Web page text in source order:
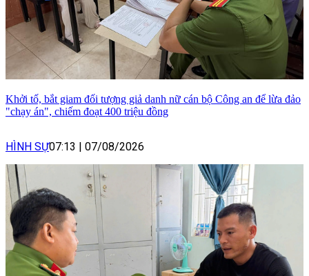
Khởi tố, bắt giam đối tượng giả danh nữ cán bộ Công an để lừa đảo
"chạy án", chiếm đoạt 400 triệu đồng
HÌNH SỰ07:13 | 07/08/2026